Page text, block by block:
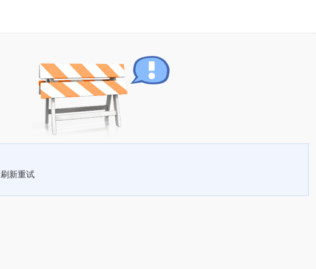
新重试